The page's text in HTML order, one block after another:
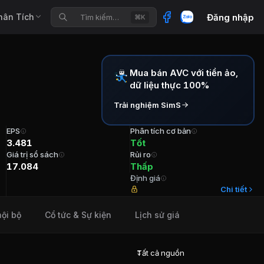
Tích Tìm kiếm… ⌘K Đăng nhập
N/A TGĐ/TVHĐQT Ông Cao Huy Bảo Tuổi 55 Cổ
Mua bán AVC với tiền ảo,
dữ liệu thực 100%
Trải nghiệm SimS
EPS
3.481
Giá trị sổ sách
17.084
Phân tích cơ bản
Tốt
Rủi ro
Thấp
Định giá
Chi tiết
bộ Cổ tức & Sự kiện Lịch sử giá